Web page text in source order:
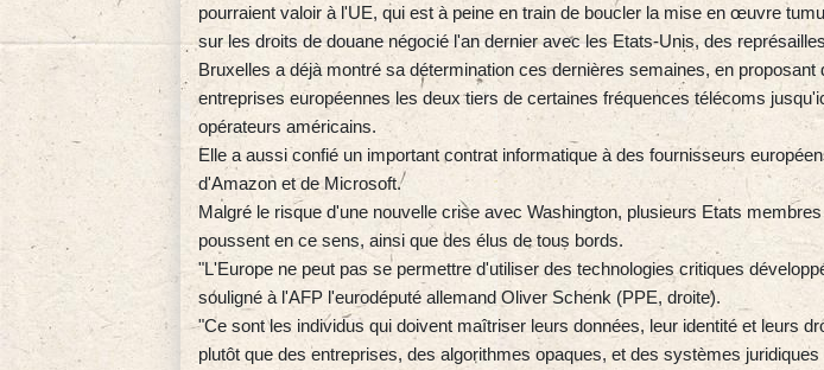
pourraient valoir à l'UE, qui est à peine en train de boucler la mise en œuvre
sur les droits de douane négocié l'an dernier avec les Etats-Unis, des
Bruxelles a déjà montré sa détermination ces dernières semaines, en proposant
entreprises européennes les deux tiers de certaines fréquences télécoms
opérateurs américains.
Elle a aussi confié un important contrat informatique à des fournisseurs
d'Amazon et de Microsoft.
Malgré le risque d'une nouvelle crise avec Washington, plusieurs Etats
poussent en ce sens, ainsi que des élus de tous bords.
"L'Europe ne peut pas se permettre d'utiliser des technologies critiques
souligné à l'AFP l'eurodéputé allemand Oliver Schenk (PPE, droite).
"Ce sont les individus qui doivent maîtriser leurs données, leur identité et leurs
plutôt que des entreprises, des algorithmes opaques, et des systèmes